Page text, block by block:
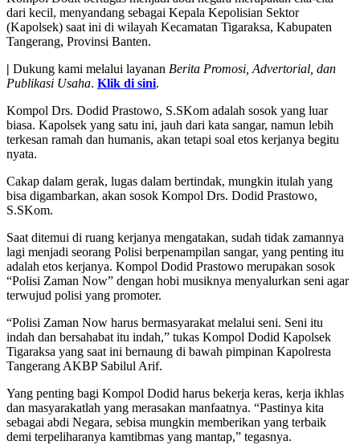
dari kecil, menyandang sebagai Kepala Kepolisian Sektor
(Kapolsek) saat ini di wilayah Kecamatan Tigaraksa, Kabupaten
Tangerang, Provinsi Banten.
| Dukung kami melalui layanan Berita Promosi, Advertorial, dan
Publikasi Usaha. Klik di sini.
Kompol Drs. Dodid Prastowo, S.SKom adalah sosok yang luar
biasa. Kapolsek yang satu ini, jauh dari kata sangar, namun lebih
terkesan ramah dan humanis, akan tetapi soal etos kerjanya begitu
nyata.
Cakap dalam gerak, lugas dalam bertindak, mungkin itulah yang
bisa digambarkan, akan sosok Kompol Drs. Dodid Prastowo,
S.SKom.
Saat ditemui di ruang kerjanya mengatakan, sudah tidak zamannya
lagi menjadi seorang Polisi berpenampilan sangar, yang penting itu
adalah etos kerjanya. Kompol Dodid Prastowo merupakan sosok
“Polisi Zaman Now” dengan hobi musiknya menyalurkan seni agar
terwujud polisi yang promoter.
“Polisi Zaman Now harus bermasyarakat melalui seni. Seni itu
indah dan bersahabat itu indah,” tukas Kompol Dodid Kapolsek
Tigaraksa yang saat ini bernaung di bawah pimpinan Kapolresta
Tangerang AKBP Sabilul Arif.
Yang penting bagi Kompol Dodid harus bekerja keras, kerja ikhlas
dan masyarakatlah yang merasakan manfaatnya. “Pastinya kita
sebagai abdi Negara, sebisa mungkin memberikan yang terbaik
demi terpeliharanya kamtibmas yang mantap,” tegasnya.